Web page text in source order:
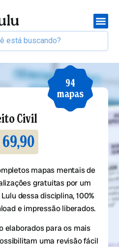
94
mapas
Civil
mapas mentais de
gratuitas por um
dessa disciplina, 100%
e impressão liberados.
elaborados para os mais
uma revisão fácil